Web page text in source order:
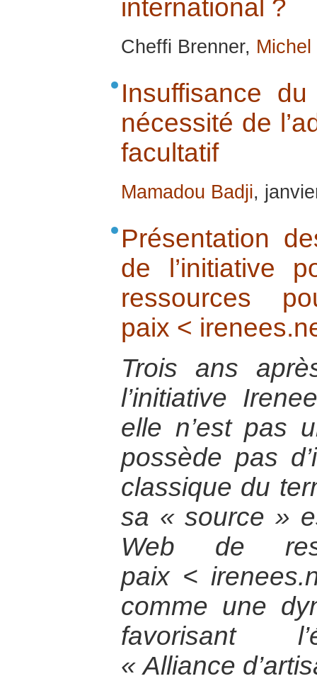
international ?
Cheffi Brenner,
Insuffisance
nécessité de
facultatif
Mamadou Badji,
Présentation
de l’initiative
ressources
paix <
Trois ans
l’initiative
elle n’est pas
possède pas
classique du
sa « source »
Web de
paix <
comme une
favorisant
« Alliance